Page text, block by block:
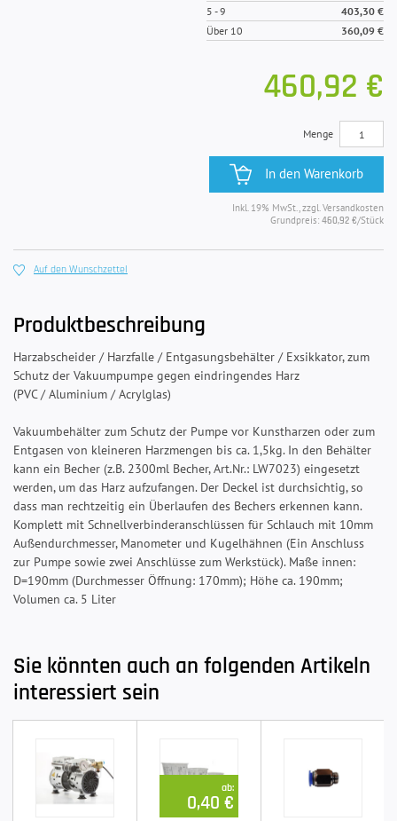
5 -9
403,30 €
Über 10
360,09 €
460,92 €
Menge
In den Warenkorb
Inkl. 19% MwSt., zzgl. Versandkosten
Grundpreis: 460,92 €/Stück
Auf den Wunschzettel
Produktbeschreibung
Harzabscheider / Harzfalle / Entgasungsbehälter / Exsikkator, zum
Schutz der Vakuumpumpe gegen eindringendes Harz
(PVC / Aluminium / Acrylglas)
Vakuumbehälter zum Schutz der Pumpe vor Kunstharzen oder zum
Entgasen von kleineren Harzmengen bis ca. 1,5kg. In den Behälter
kann ein Becher (z.B. 2300ml Becher, Art.Nr.: LW7023) eingesetzt
werden, um das Harz aufzufangen. Der Deckel ist durchsichtig, so
dass man rechtzeitig ein Überlaufen des Bechers erkennen kann.
Komplett mit Schnellverbinderanschlüssen für Schlauch mit 10mm
Außendurchmesser, Manometer und Kugelhähnen (Ein Anschluss
zur Pumpe sowie zwei Anschlüsse zum Werkstück). Maße innen:
D=190mm (Durchmesser Öffnung: 170mm); Höhe ca. 190mm;
Volumen ca. 5 Liter
Sie könnten auch an folgenden Artikeln
interessiert sein
ab:
0,40 €